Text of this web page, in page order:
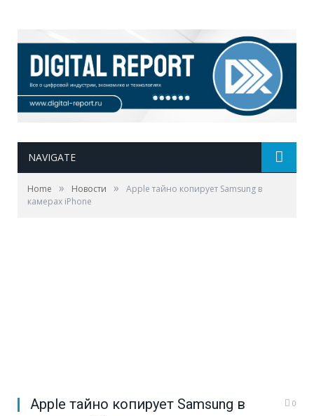
NAVIGATE
Home » Новости »
Apple тайно копирует Samsung в
камерах iPhone
Apple тайно копирует Samsung в
0